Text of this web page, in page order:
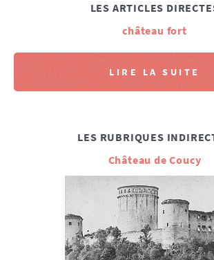
LES ARTICLES
château fort
LIRE LA SUITE
LES RUBRIQUES
Château de Coucy